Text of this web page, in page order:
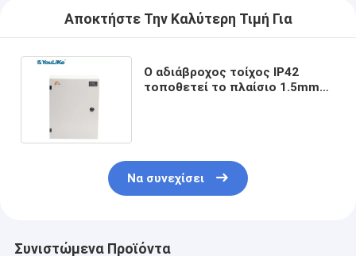
Αποκτήστε Την Καλύτερη Τιμή Για
Ο αδιάβροχος τοίχος IP42
τοποθετεί το πλαίσιο 1.5mm
Να συνεχίσει
Συνιστώμενα Προϊόντα